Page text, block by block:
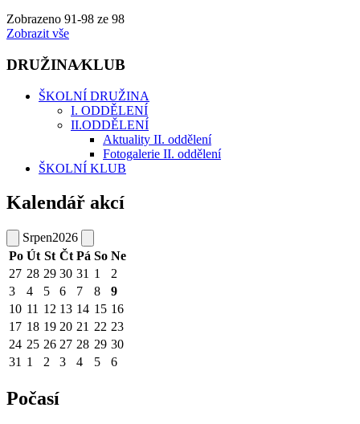
Zobrazeno 91-98 ze 98
Zobrazit vše
DRUŽINA⁄KLUB
ŠKOLNÍ DRUŽINA
I. ODDĚLENÍ
II.ODDĚLENÍ
Aktuality II. oddělení
Fotogalerie II. oddělení
ŠKOLNÍ KLUB
Kalendář akcí
Srpen2026
Po Út St Čt Pá So Ne
27 28 29 30 31 1
2
3
4 5 6 7 8
9
10 11 12 13 14 15 16
17 18 19 20 21 22 23
24 25 26 27 28 29 30
31 1 2 3 4 5 6
Počasí